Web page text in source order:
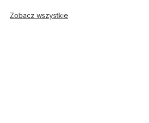
Zobacz wszystkie